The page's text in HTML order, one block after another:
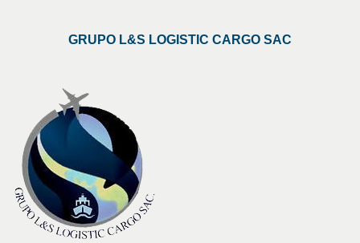
GRUPO L&S LOGISTIC CARGO SAC